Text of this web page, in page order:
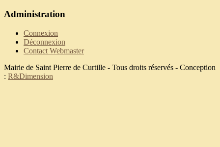
Administration
Connexion
Déconnexion
Contact Webmaster
Mairie de Saint Pierre de Curtille - Tous droits réservés - Conception
: R&Dimension